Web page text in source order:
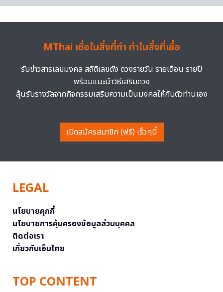
MThai เชื่อในสิ่งที่ทำ ทำในสิ่งที่เชื่อ
รับข่าวสารเลขมงคล สถิติเลขดัง ดวงรายวัน รายเดือน รายปี
พร้อมแนะนำวิธีเสริมดวง
ลุ้นรับรางวัลจากกิจกรรมเสริมความเป็นมงคลให้กับตัวท่านเอง
เปิดสมัครสมาชิก (ฟรี) เร็วๆนี้
LEGAL
นโยบายคุกกี้
นโยบายการคุ้มครองข้อมูลส่วนบุคคล
ติดต่อเรา
เกี่ยวกับเอ็มไทย
TOP CONTENT